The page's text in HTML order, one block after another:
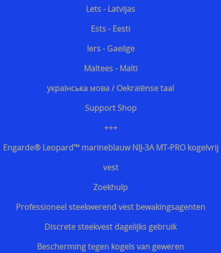
Lets - Latvijas
Ests - Eesti
Iers - Gaeilge
Maltees - Malti
українська мова / Oekraiënse taal
Support Shop
+++
Engarde® Leopard™ marineblauw NIJ-3A MT-PRO kogelvrij
vest
Zoekhulp
Professioneel steekwerend vest bewakingsagenten
Discrete steekvest dagelijks gebruik
Bescherming tegen kogels van geweren